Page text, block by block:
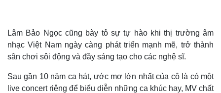
Lâm Bảo Ngọc cũng bày tỏ sự tự hào khi thị trường âm
nhạc Việt Nam ngày càng phát triển mạnh mẽ, trở thành
sân chơi sôi động và đầy sáng tạo cho các nghệ sĩ.
Sau gần 10 năm ca hát, ước mơ lớn nhất của cô là có một
live concert riêng để biểu diễn những ca khúc hay, MV chất